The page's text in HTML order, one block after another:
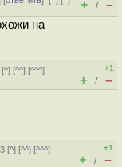
+ / –
на
[^] [^^] [^^^]
+1
+ / –
[^] [^^] [^^^]
+1
+ / –